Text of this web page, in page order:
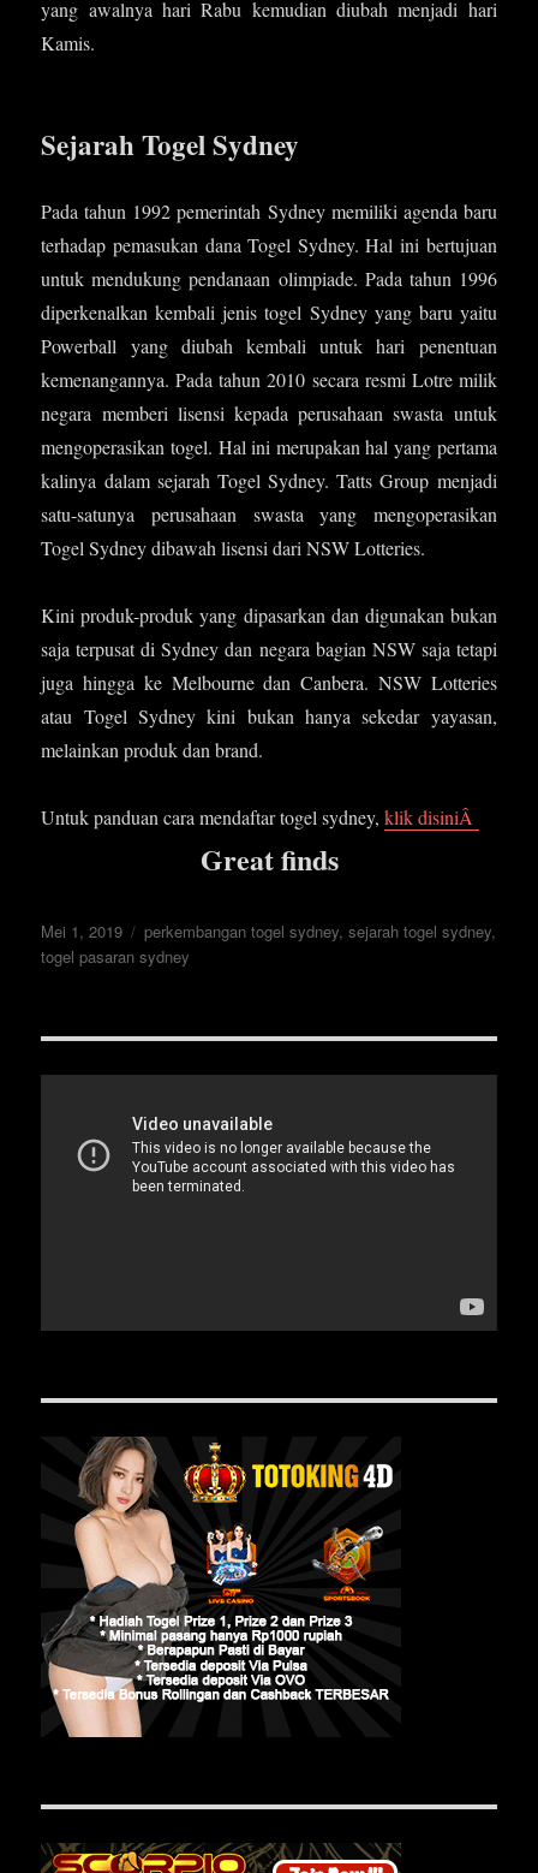
yang awalnya hari Rabu kemudian diubah menjadi hari
Kamis.
Sejarah Togel Sydney
Pada tahun 1992 pemerintah Sydney memiliki agenda baru
terhadap pemasukan dana Togel Sydney. Hal ini bertujuan
untuk mendukung pendanaan olimpiade. Pada tahun 1996
diperkenalkan kembali jenis togel Sydney yang baru yaitu
Powerball yang diubah kembali untuk hari penentuan
kemenangannya. Pada tahun 2010 secara resmi Lotre milik
negara memberi lisensi kepada perusahaan swasta untuk
mengoperasikan togel. Hal ini merupakan hal yang pertama
kalinya dalam sejarah Togel Sydney. Tatts Group menjadi
satu-satunya perusahaan swasta yang mengoperasikan
Togel Sydney dibawah lisensi dari NSW Lotteries.
Kini produk-produk yang dipasarkan dan digunakan bukan
saja terpusat di Sydney dan negara bagian NSW saja tetapi
juga hingga ke Melbourne dan Canbera. NSW Lotteries
atau Togel Sydney kini bukan hanya sekedar yayasan,
melainkan produk dan brand.
Untuk panduan cara mendaftar togel sydney,klik disiniÂ
Great finds
Posted
on
Mei 1, 2019 Tags
perkembangan togel sydney,sejarah togel sydney,
togel pasaran sydney